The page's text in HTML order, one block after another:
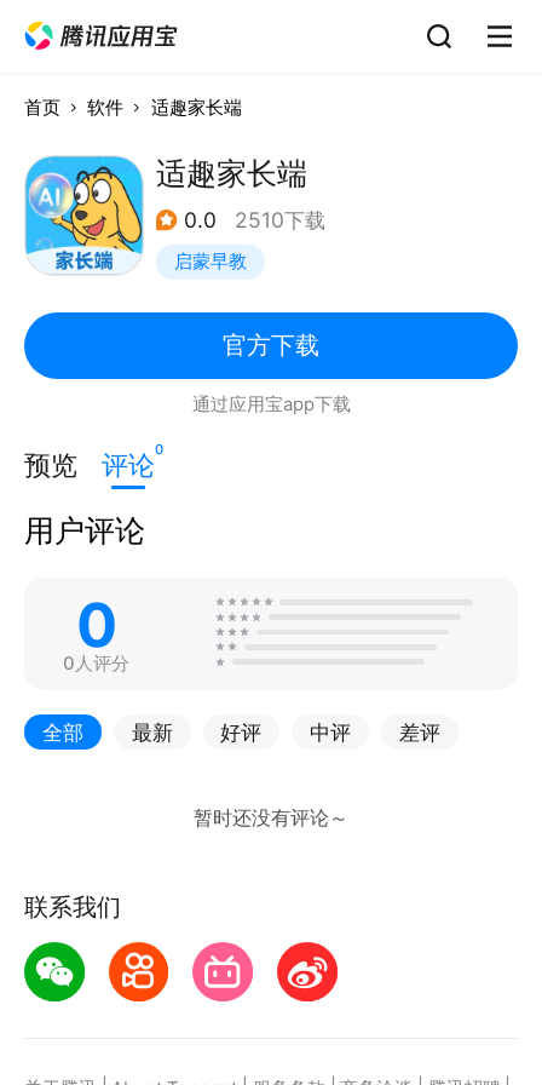
首页 软件 适趣家长端
适趣家长端
0.0 2510下载
启蒙早教
官方下载
通过应用宝app下载
预览 评论0
用户评论
0
0人评分
全部 最新 好评 中评 差评
联系我们